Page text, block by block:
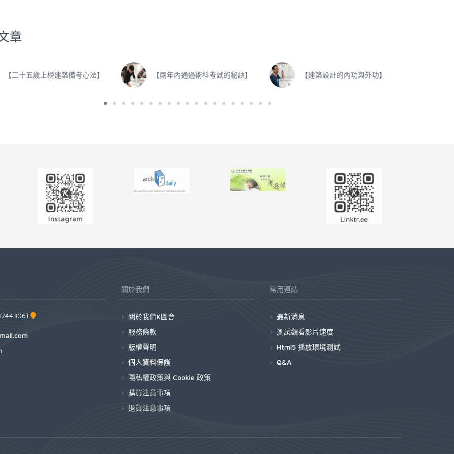
章
【二十五歲上榜建築備考心法】 【兩年內通過術科考試的秘訣】 【建築設計的內功與外功】
關於我們
關於我們K圖會
服務條款
版權聲明
個人資料保護
隱私權政策與 Cookie 政策
購買注意事項
退貨注意事項
常用連結
最新消息
測試觀看影片速度
Html5 播放環境測試
Q&A